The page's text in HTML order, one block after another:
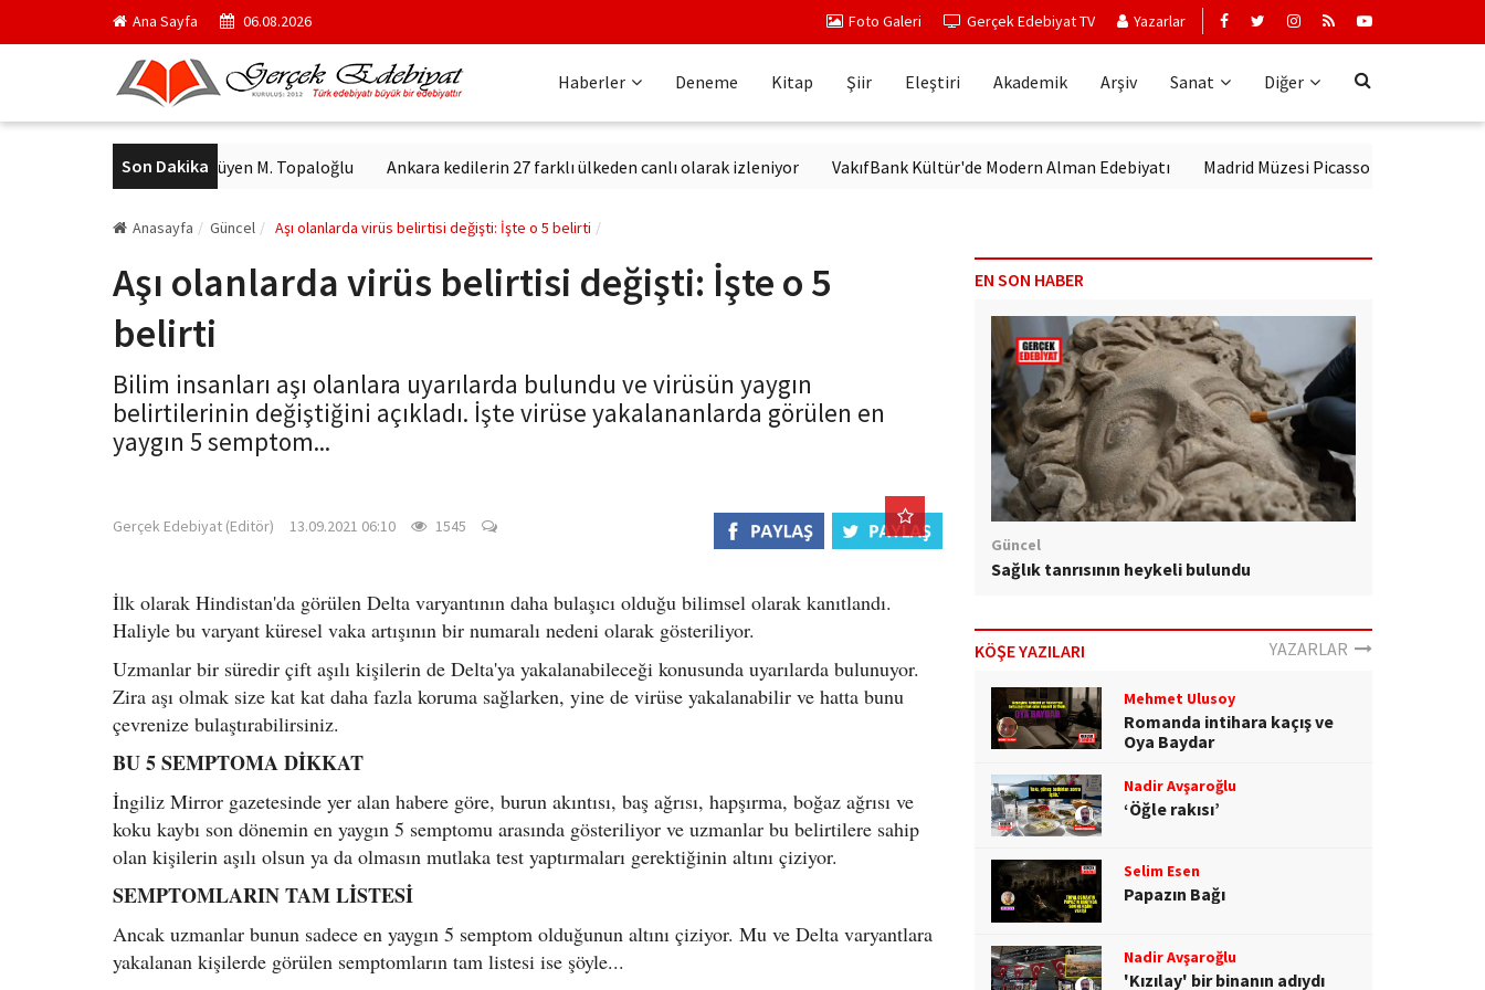
Ana Sayfa 06.08.2026 Foto Galeri Gerçek Edebiyat TV Yazarlar
Haberler Deneme Kitap Şiir Eleştiri Akademik Arşiv Sanat Diğer
Son Dakika
Arkanda yürüyen M. Topaloğlu Ankara kedilerin 27 farklı ülkeden canlı olarak izleniyor VakıfBank Kültür'de Modern Alman Edebiyatı Madrid Müzesi Picasso'yu ‘Afrika Guernica’sı
Anasayfa Güncel Aşı olanlarda virüs belirtisi değişti: İşte o 5 belirti
Aşı olanlarda virüs belirtisi değişti: İşte o 5
belirti
Bilim insanları aşı olanlara uyarılarda bulundu ve virüsün yaygın
belirtilerinin değiştiğini açıkladı. İşte virüse yakalananlarda görülen en
yaygın 5 semptom...
Gerçek Edebiyat (Editör) 13.09.2021 06:10 1545
İlk olarak Hindistan'da görülen Delta varyantının daha bulaşıcı olduğu bilimsel olarak kanıtlandı.
Haliyle bu varyant küresel vaka artışının bir numaralı nedeni olarak gösteriliyor.
Uzmanlar bir süredir çift aşılı kişilerin de Delta'ya yakalanabileceği konusunda uyarılarda bulunuyor.
Zira aşı olmak size kat kat daha fazla koruma sağlarken, yine de virüse yakalanabilir ve hatta bunu
çevrenize bulaştırabilirsiniz.
BU 5 SEMPTOMA DİKKAT
İngiliz Mirror gazetesinde yer alan habere göre, burun akıntısı, baş ağrısı, hapşırma, boğaz ağrısı ve
koku kaybı son dönemin en yaygın 5 semptomu arasında gösteriliyor ve uzmanlar bu belirtilere sahip
olan kişilerin aşılı olsun ya da olmasın mutlaka test yaptırmaları gerektiğinin altını çiziyor.
SEMPTOMLARIN TAM LİSTESİ
Ancak uzmanlar bunun sadece en yaygın 5 semptom olduğunun altını çiziyor. Mu ve Delta varyantlara
yakalanan kişilerde görülen semptomların tam listesi ise şöyle...
EN SON HABER
Güncel
Sağlık tanrısının heykeli bulundu
KÖŞE YAZILARI YAZARLAR
Mehmet Ulusoy
Romanda intihara kaçış ve
Oya Baydar
Nadir Avşaroğlu
‘Öğle rakısı’
Selim Esen
Papazın Bağı
Nadir Avşaroğlu
'Kızılay' bir binanın adıydı